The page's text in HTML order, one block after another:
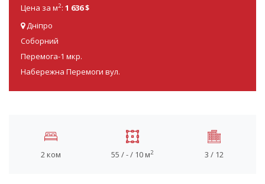
Цена за м2: 1 636 $
Дніпро
Соборний
Перемога-1 мкр.
Набережна Перемоги вул.
2 ком 55 / - / 10 м2 3 / 12